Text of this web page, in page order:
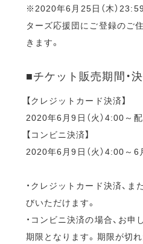
※2020年6月25日（木）
ターズ応援団にご登録のご
きます。
■チケット販売期間・
【クレジットカード決済】
2020年6月9日（火）4:00～
【コンビニ決済】
2020年6月9日（火）4:00～6
・クレジットカード決済、
びいただけます。
・コンビニ決済の場合、お
期限となります。期限が切